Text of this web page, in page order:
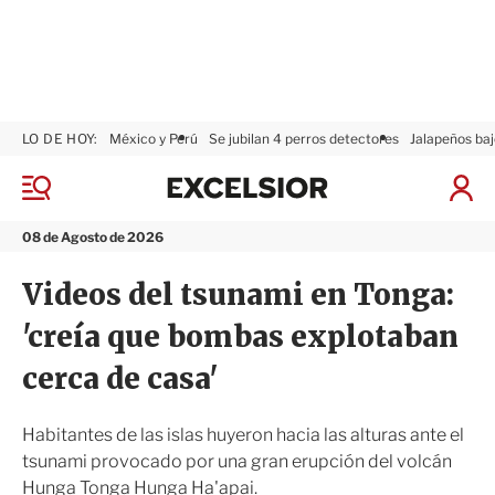
M
n
08 de Agosto de 2026
LO DE HOY: México y Perú Se jubilan 4 perros detectores Jalapeños
I
ó
x
i
Videos del tsunami en Tonga:
'creía que bombas explotaban
cerca de casa'
Habitantes de las islas huyeron hacia las alturas ante el
tsunami provocado por una gran erupción del volcán
Hunga Tonga Hunga Ha'apai.